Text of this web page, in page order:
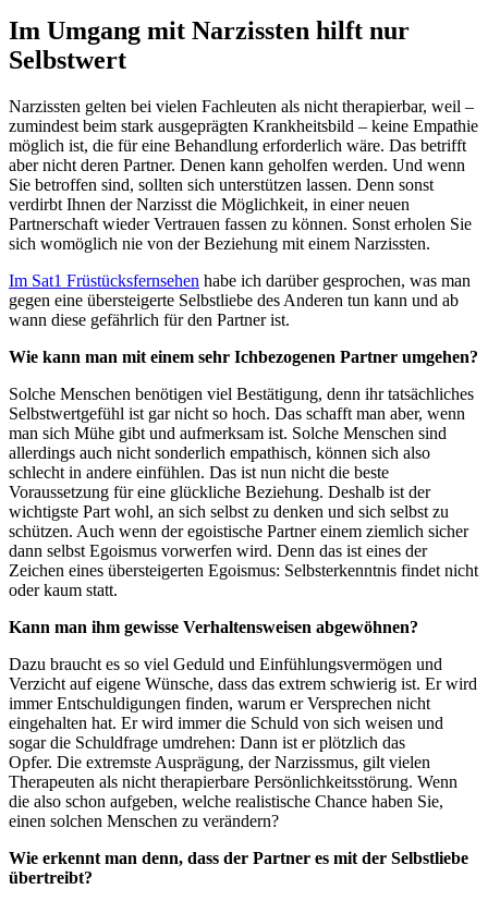
Im Umgang mit Narzissten hilft nur
Selbstwert
Narzissten gelten bei vielen Fachleuten als nicht therapierbar, weil –
zumindest beim stark ausgeprägten Krankheitsbild – keine Empathie
möglich ist, die für eine Behandlung erforderlich wäre. Das betrifft
aber nicht deren Partner. Denen kann geholfen werden. Und wenn
Sie betroffen sind, sollten sich unterstützen lassen. Denn sonst
verdirbt Ihnen der Narzisst die Möglichkeit, in einer neuen
Partnerschaft wieder Vertrauen fassen zu können. Sonst erholen Sie
sich womöglich nie von der Beziehung mit einem Narzissten.
Im Sat1 Früstücksfernsehen habe ich darüber gesprochen, was man
gegen eine übersteigerte Selbstliebe des Anderen tun kann und ab
wann diese gefährlich für den Partner ist.
Wie kann man mit einem sehr Ichbezogenen Partner umgehen?
Solche Menschen benötigen viel Bestätigung, denn ihr tatsächliches
Selbstwertgefühl ist gar nicht so hoch. Das schafft man aber, wenn
man sich Mühe gibt und aufmerksam ist. Solche Menschen sind
allerdings auch nicht sonderlich empathisch, können sich also
schlecht in andere einfühlen. Das ist nun nicht die beste
Voraussetzung für eine glückliche Beziehung. Deshalb ist der
wichtigste Part wohl, an sich selbst zu denken und sich selbst zu
schützen. Auch wenn der egoistische Partner einem ziemlich sicher
dann selbst Egoismus vorwerfen wird. Denn das ist eines der
Zeichen eines übersteigerten Egoismus: Selbsterkenntnis findet nicht
oder kaum statt.
Kann man ihm gewisse Verhaltensweisen abgewöhnen?
Dazu braucht es so viel Geduld und Einfühlungsvermögen und
Verzicht auf eigene Wünsche, dass das extrem schwierig ist. Er wird
immer Entschuldigungen finden, warum er Versprechen nicht
eingehalten hat. Er wird immer die Schuld von sich weisen und
sogar die Schuldfrage umdrehen: Dann ist er plötzlich das
Opfer. Die extremste Ausprägung, der Narzissmus, gilt vielen
Therapeuten als nicht therapierbare Persönlichkeitsstörung. Wenn
die also schon aufgeben, welche realistische Chance haben Sie,
einen solchen Menschen zu verändern?
Wie erkennt man denn, dass der Partner es mit der Selbstliebe
übertreibt?